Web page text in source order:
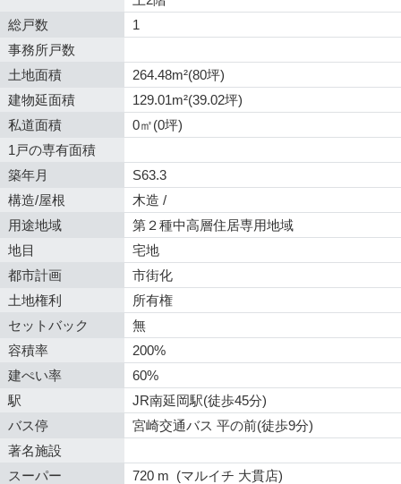
総戸数
1
事務所戸数
土地面積
264.48m²(80坪)
建物延面積
129.01m²(39.02坪)
私道面積
0㎡(0坪)
1戸の専有面積
築年月
S63.3
構造/屋根
木造 /
用途地域
第２種中高層住居専用地域
地目
宅地
都市計画
市街化
土地権利
所有権
セットバック
無
容積率
200%
建ぺい率
60%
駅
JR南延岡駅(徒歩45分)
バス停
宮崎交通バス 平の前(徒歩9分)
著名施設
スーパー
720 m (マルイチ 大貫店)